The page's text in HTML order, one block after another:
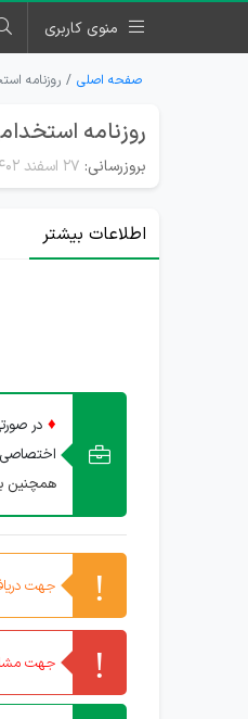
منوی کاربری
صفحه اصلی روزنامه
روزنامه استخدامی
بروزرسانی: ۲۷ اسفند ۱۴۰۲
اطلاعات بیشتر
♦ در
اختصاصی
همچنین
جهت
جهت